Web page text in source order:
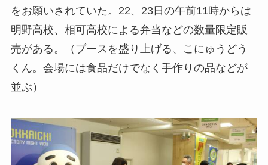
をお願いされていた。22、23日の午前11時からは
明野高校、相可高校による弁当などの数量限定販
売がある。（ブースを盛り上げる、こにゅうどう
くん。会場には食品だけでなく手作りの品などが
並ぶ）